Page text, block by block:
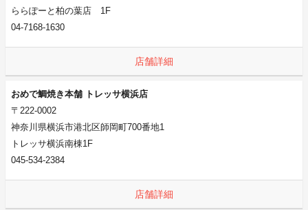
ららぽーと柏の葉店 1F
04-7168-1630
店舗詳細
おめで鯛焼き本舗 トレッサ横浜店
〒222-0002
神奈川県横浜市港北区師岡町700番地1
トレッサ横浜南棟1F
045-534-2384
店舗詳細